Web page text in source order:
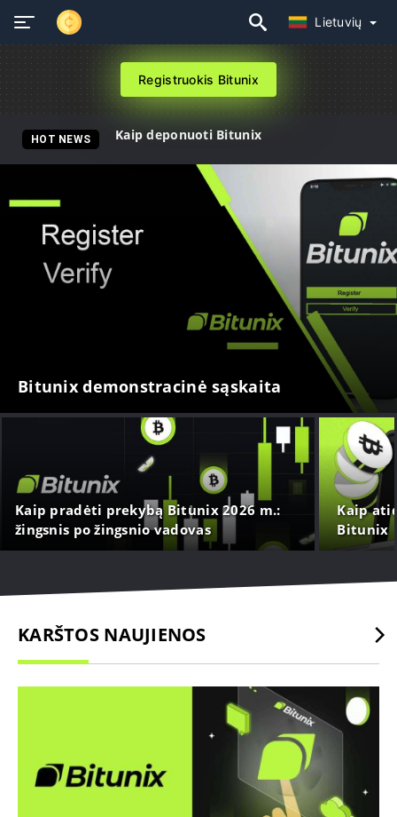
Lietuvių
Registruokis Bitunix
HOT NEWS Kaip deponuoti Bitunix
Bitunix demonstracinė sąskaita
Kaip pradėti prekybą Bitunix 2026 m.:
žingsnis po žingsnio vadovas
pradedantiesiems
Kaip
Bitunix
KARŠTOS NAUJIENOS